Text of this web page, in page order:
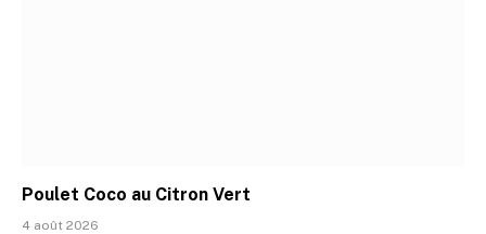
Poulet Coco au Citron Vert
4 août 2026